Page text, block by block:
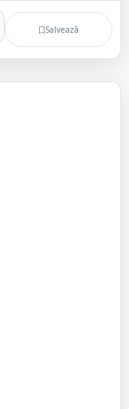
Salvează